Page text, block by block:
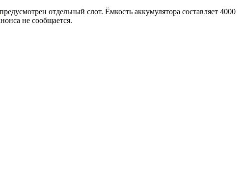
предусмотрен отдельный слот. Ёмкость аккумулятора составляет 4000
не сообщается.